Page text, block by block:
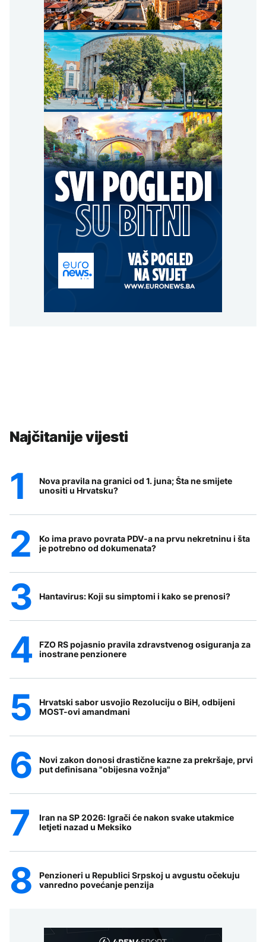
Najčitanije vijesti
Nova pravila na granici od 1. juna; Šta ne smijete
unositi u Hrvatsku?
Ko ima pravo povrata PDV-a na prvu nekretninu i šta
je potrebno od dokumenata?
Hantavirus: Koji su simptomi i kako se prenosi?
FZO RS pojasnio pravila zdravstvenog osiguranja za
inostrane penzionere
Hrvatski sabor usvojio Rezoluciju o BiH, odbijeni
MOST-ovi amandmani
Novi zakon donosi drastične kazne za prekršaje, prvi
put definisana "obijesna vožnja"
Iran na SP 2026: Igrači će nakon svake utakmice
letjeti nazad u Meksiko
Penzioneri u Republici Srpskoj u avgustu očekuju
vanredno povećanje penzija